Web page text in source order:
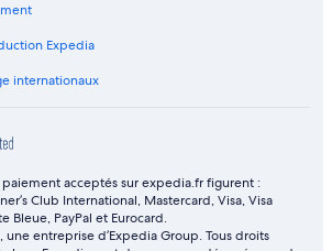
Expedia
internationaux
acceptés sur expedia.fr figurent :
Club International, Mastercard, Visa, Visa
Bleue, PayPal et Eurocard.
entreprise d’Expedia Group. Tous droits